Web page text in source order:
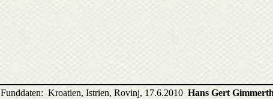
Funddaten: Kroatien, Istrien, Rovinj, 17.6.2010 Hans Gert